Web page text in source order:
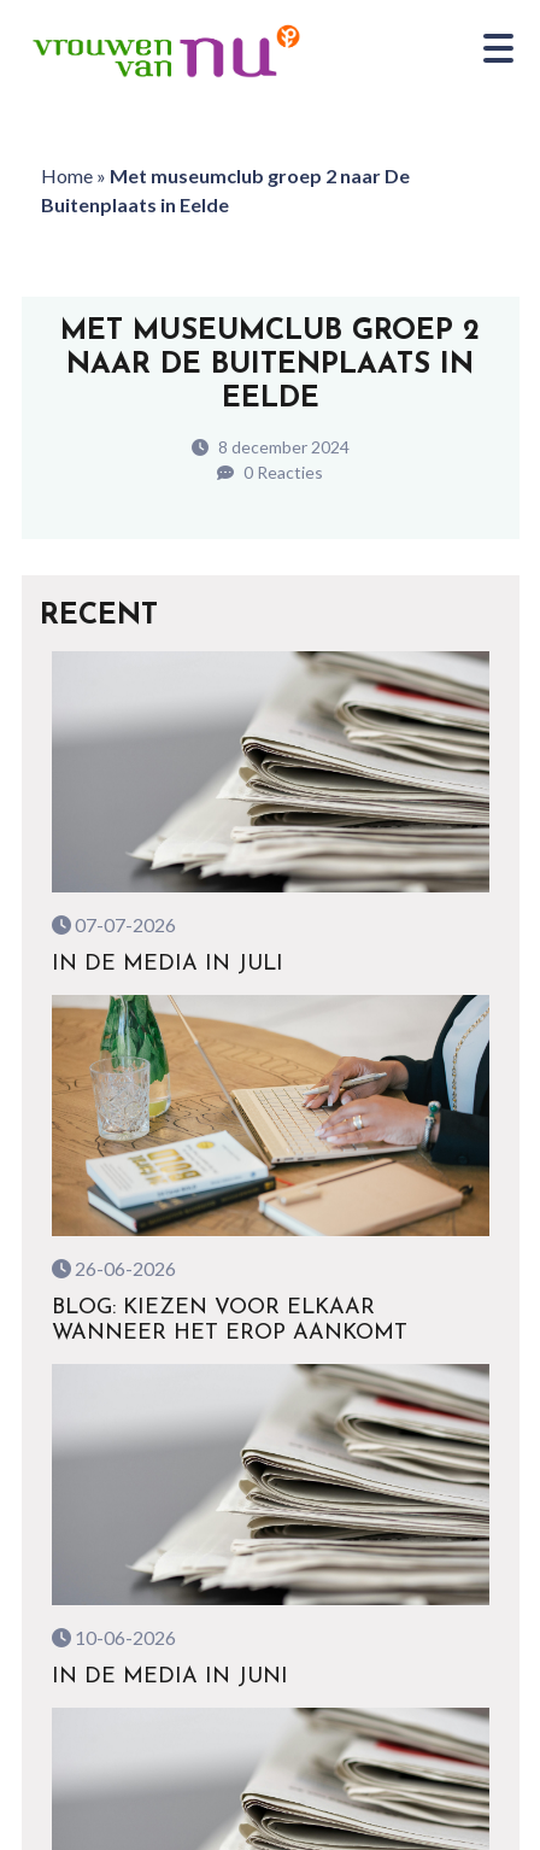
Home» Met museumclub groep 2 naar De
Buitenplaats in Eelde
MET MUSEUMCLUB GROEP 2
NAAR DE BUITENPLAATS IN
EELDE
8 december 2024
0 Reacties
RECENT
07-07-2026
IN DE MEDIA IN JULI
26-06-2026
BLOG: KIEZEN VOOR ELKAAR
WANNEER HET EROP AANKOMT
10-06-2026
IN DE MEDIA IN JUNI